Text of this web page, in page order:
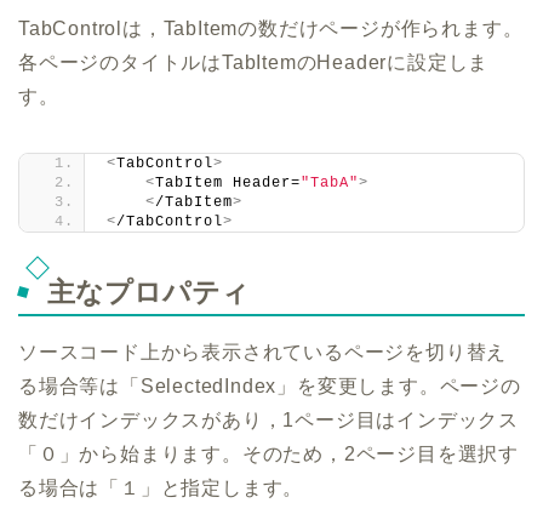
TabControlは，TabItemの数だけページが作られます。
各ページのタイトルはTabItemのHeaderに設定しま
す。
<TabControl>
<TabItem Header="TabA">
</TabItem>
</TabControl>
主なプロパティ
ソースコード上から表示されているページを切り替え
る場合等は「SelectedIndex」を変更します。ページの
数だけインデックスがあり，1ページ目はインデックス
「０」から始まります。そのため，2ページ目を選択す
る場合は「１」と指定します。